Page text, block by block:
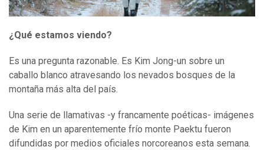
¿Qué estamos viendo?
Es una pregunta razonable. Es Kim Jong-un sobre un
caballo blanco atravesando los nevados bosques de la
montaña más alta del país.
Una serie de llamativas -y francamente poéticas- imágenes
de Kim en un aparentemente frío monte Paektu fueron
difundidas por medios oficiales norcoreanos esta semana.